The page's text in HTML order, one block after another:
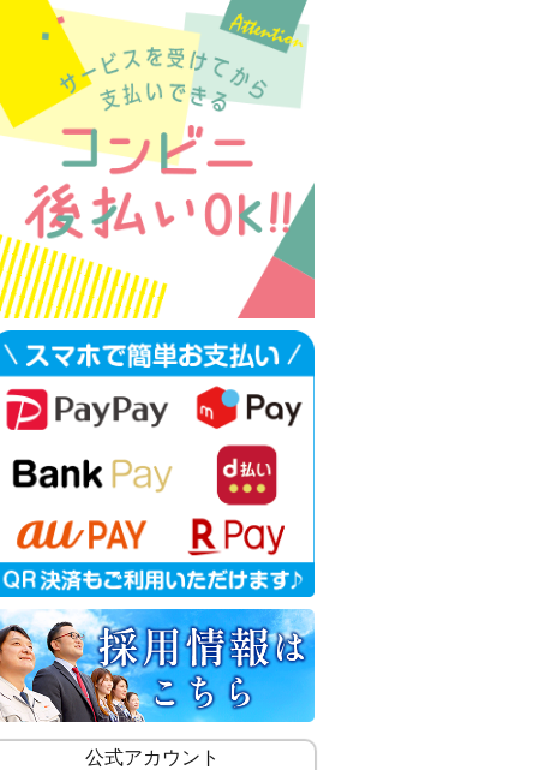
公式アカウント